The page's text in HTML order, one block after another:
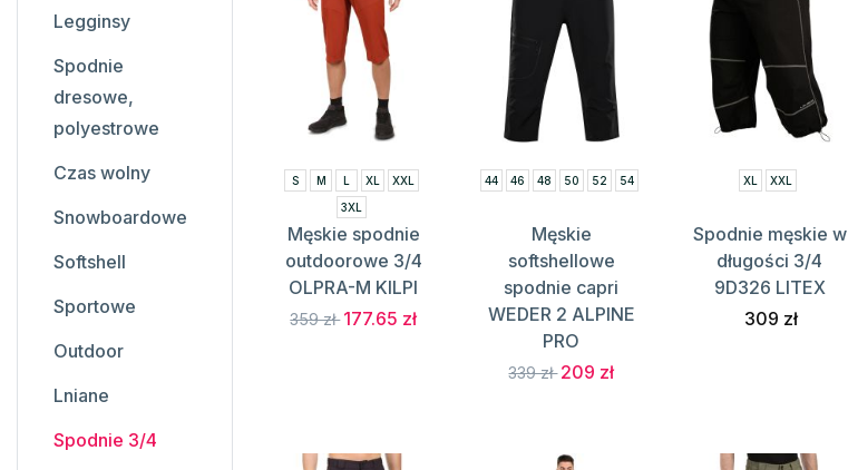
S M XL
XXL
3XL
Męskie spodnie
outdoorowe 3/4
OLPRA-M KILPI
359 zł 177.65 zł
44 46 48 50 52 54
Męskie
softshellowe
spodnie capri
WEDER 2 ALPINE
PRO
339 zł 209 zł
XL XXL
Spodnie męskie w
długości 3/4
9D326 LITEX
309 zł
Legginsy
Spodnie
dresowe,
polyestrowe
Czas wolny
Snowboardowe
Softshell
Sportowe
Outdoor
Lniane
Spodnie 3/4